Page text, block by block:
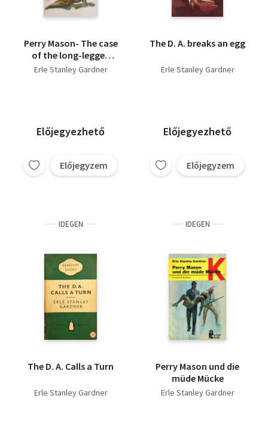
Perry Mason- The case
of the long-legged
models
Erle Stanley Gardner
Előjegyezhető
Előjegyzem
The D. A. breaks an egg
Erle Stanley Gardner
Előjegyezhető
Előjegyzem
IDEGEN
The D. A. Calls a Turn
Erle Stanley Gardner
IDEGEN
Perry Mason und die
müde Mücke
Erle Stanley Gardner